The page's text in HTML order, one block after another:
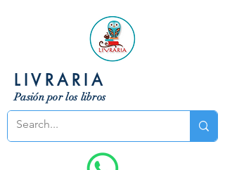
LIVRARIA
Pasión por los libros